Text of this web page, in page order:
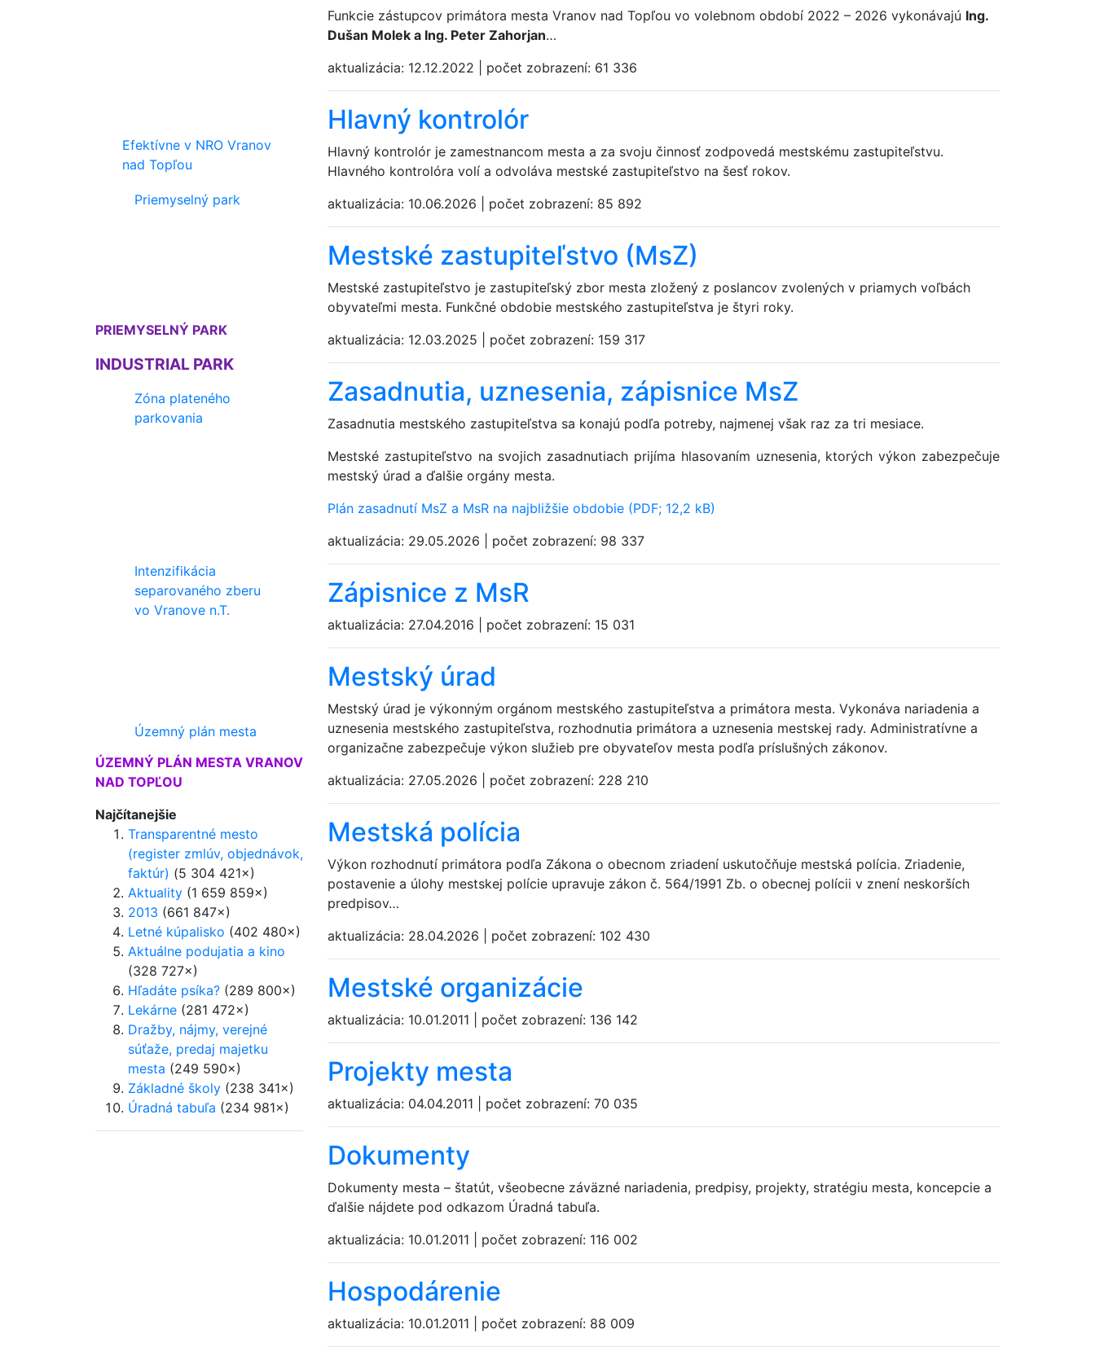
Efektívne v NRO Vranov
nad Topľou
Priemyselný park
PRIEMYSELNÝ PARK
INDUSTRIAL PARK
Zóna plateného
parkovania
Intenzifikácia
separovaného zberu
vo Vranove n.T.
Územný plán mesta
ÚZEMNÝ PLÁN MESTA VRANOV
NAD TOPĽOU
Najčítanejšie
Transparentné mesto
(register zmlúv, objednávok,
faktúr) (5 304 421×)
Aktuality (1 659 859×)
2013 (661 847×)
Letné kúpalisko (402 480×)
Aktuálne podujatia a kino
(328 727×)
Hľadáte psíka? (289 800×)
Lekárne (281 472×)
Dražby, nájmy, verejné
súťaže, predaj majetku
mesta (249 590×)
Základné školy (238 341×)
Úradná tabuľa (234 981×)
Funkcie zástupcov primátora mesta Vranov nad Topľou vo volebnom období 2022 – 2026 vykonávajú Ing.
Dušan Molek a Ing. Peter Zahorjan…
aktualizácia: 12.12.2022 počet zobrazení: 61 336
Hlavný kontrolór
Hlavný kontrolór je zamestnancom mesta a za svoju činnosť zodpovedá mestskému zastupiteľstvu.
Hlavného kontrolóra volí a odvoláva mestské zastupiteľstvo na šesť rokov.
aktualizácia: 10.06.2026 počet zobrazení: 85 892
Mestské zastupiteľstvo (MsZ)
Mestské zastupiteľstvo je zastupiteľský zbor mesta zložený z poslancov zvolených v priamych voľbách
obyvateľmi mesta. Funkčné obdobie mestského zastupiteľstva je štyri roky.
aktualizácia: 12.03.2025 počet zobrazení: 159 317
Zasadnutia, uznesenia, zápisnice MsZ
Zasadnutia mestského zastupiteľstva sa konajú podľa potreby, najmenej však raz za tri mesiace.
Mestské zastupiteľstvo na svojich zasadnutiach prijíma hlasovaním uznesenia, ktorých výkon zabezpečuje
mestský úrad a ďalšie orgány mesta.
Plán zasadnutí MsZ a MsR na najbližšie obdobie (PDF; 12,2 kB)
aktualizácia: 29.05.2026 počet zobrazení: 98 337
Zápisnice z MsR
aktualizácia: 27.04.2016 počet zobrazení: 15 031
Mestský úrad
Mestský úrad je výkonným orgánom mestského zastupiteľstva a primátora mesta. Vykonáva nariadenia a
uznesenia mestského zastupiteľstva, rozhodnutia primátora a uznesenia mestskej rady. Administratívne a
organizačne zabezpečuje výkon služieb pre obyvateľov mesta podľa príslušných zákonov.
aktualizácia: 27.05.2026 počet zobrazení: 228 210
Mestská polícia
Výkon rozhodnutí primátora podľa Zákona o obecnom zriadení uskutočňuje mestská polícia. Zriadenie,
postavenie a úlohy mestskej polície upravuje zákon č. 564/1991 Zb. o obecnej polícii v znení neskorších
predpisov…
aktualizácia: 28.04.2026 počet zobrazení: 102 430
Mestské organizácie
aktualizácia: 10.01.2011 počet zobrazení: 136 142
Projekty mesta
aktualizácia: 04.04.2011 počet zobrazení: 70 035
Dokumenty
Dokumenty mesta – štatút, všeobecne záväzné nariadenia, predpisy, projekty, stratégiu mesta, koncepcie a
ďalšie nájdete pod odkazom Úradná tabuľa.
aktualizácia: 10.01.2011 počet zobrazení: 116 002
Hospodárenie
aktualizácia: 10.01.2011 počet zobrazení: 88 009